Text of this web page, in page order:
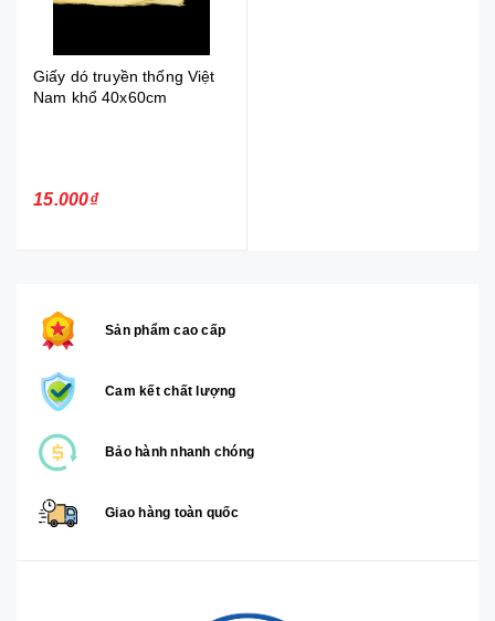
Giấy dó truyền thống Việt
Nam khổ 40x60cm
15.000₫
Sản phẩm cao cấp
Cam kết chất lượng
Bảo hành nhanh chóng
Giao hàng toàn quốc